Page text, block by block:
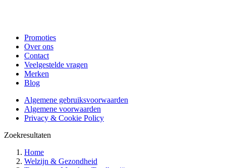
Promoties
Over ons
Contact
Veelgestelde vragen
Merken
Blog
Algemene gebruiksvoorwaarden
Algemene voorwaarden
Privacy & Cookie Policy
Zoekresultaten
Home
Welzijn & Gezondheid